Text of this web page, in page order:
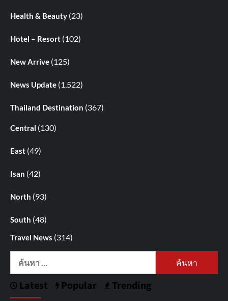
Health & Beauty (23)
Hotel – Resort (102)
New Arrive (125)
News Update (1,522)
Thailand Destination (367)
Central (130)
East (49)
Isan (42)
North (93)
South (48)
Travel News (314)
ค้นหา
Latest Popular Trending